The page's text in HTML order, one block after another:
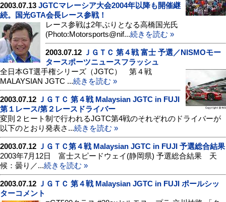
2003.07.13 JGTCマレーシア大会2004年以降も開催継
続。国光GTA会長レース参戦！
レース参戦は2年ぶりとなる高橋国光氏
(Photo:Motorsports@nif...続きを読む »
2003.07.12 ＪＧＴＣ 第４戦 富士 予選／NISMOモー
タースポーツニュースフラッシュ
全日本GT選手権シリーズ（JGTC） 第４戦
MALAYSIAN JGTC ...続きを読む »
2003.07.12 ＪＧＴＣ 第４戦 Malaysian JGTC in FUJI
第１レース/第２レースドライバー
変則２ヒート制で行われるJGTC第4戦のそれぞれのドライバーが
以下のとおり発表さ...続きを読む »
2003.07.12 ＪＧＴＣ第４戦 Malaysian JGTC in FUJI 予選総合結果
2003年7月12日 富士スピードウェイ(静岡県) 予選総合結果 天
候：曇り／...続きを読む »
2003.07.12 ＪＧＴＣ 第４戦 Malaysian JGTC in FUJI ポールシッ
ターコメント